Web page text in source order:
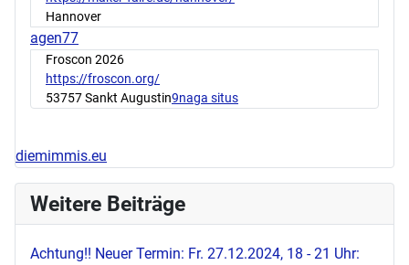
Hannover
agen77
Froscon 2026
https://froscon.org/
53757 Sankt Augustin9naga situs
diemimmis.eu
Weitere Beiträge
Achtung!! Neuer Termin: Fr. 27.12.2024, 18 - 21 Uhr: